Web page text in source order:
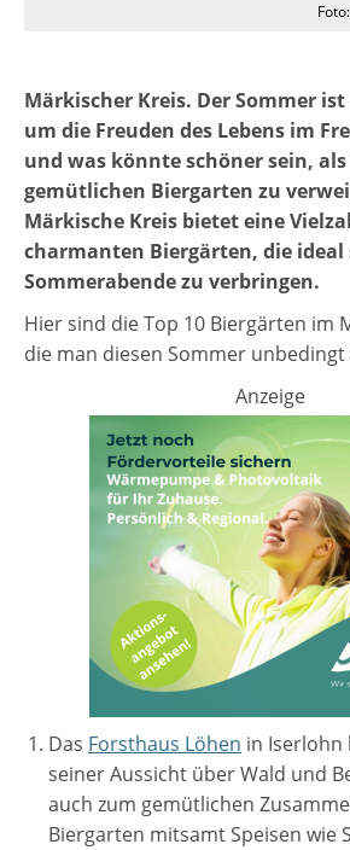
Märkischer Kreis. Der Sommer
um die Freuden des Lebens im
und was könnte schöner sein,
gemütlichen Biergarten zu
Märkische Kreis bietet eine
charmanten Biergärten, die
Sommerabende zu verbringen.
Hier sind die Top 10 Biergärten im
die man diesen Sommer
Anzeige
Das Forsthaus Löhen in
seiner Aussicht über Wald und
auch zum gemütlichen
Biergarten mitsamt Speisen wie